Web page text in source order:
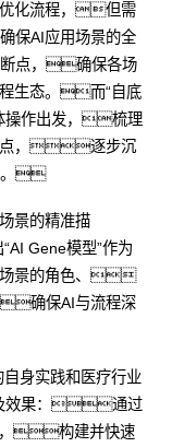
化流程，但需
AI应用场景的全
点，确保各场
生态。而“自底
操作出发，梳理
点，逐步沉
。
景的精准描
Gene模型”作为
场景的角色、
确保AI与流程深
身实践和医疗行业
及效果：通过
，构建并快速